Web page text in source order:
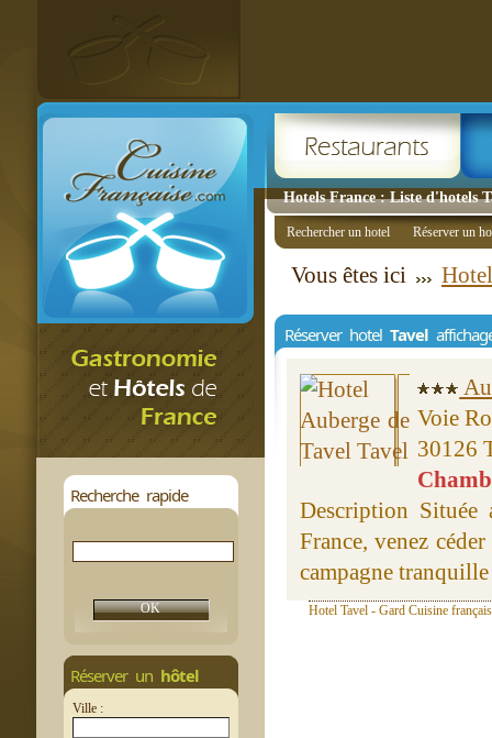
Hotels France : Liste d'hotels
Recherche rapide
Réserver un hôtel
Ville :
Rechercher un hotel Réserver un
Vous êtes ici
Réserver hotel Tavel
Voie
30126
Description Située
France, venez
campagne
Hotel Tavel - Gard Cuisine